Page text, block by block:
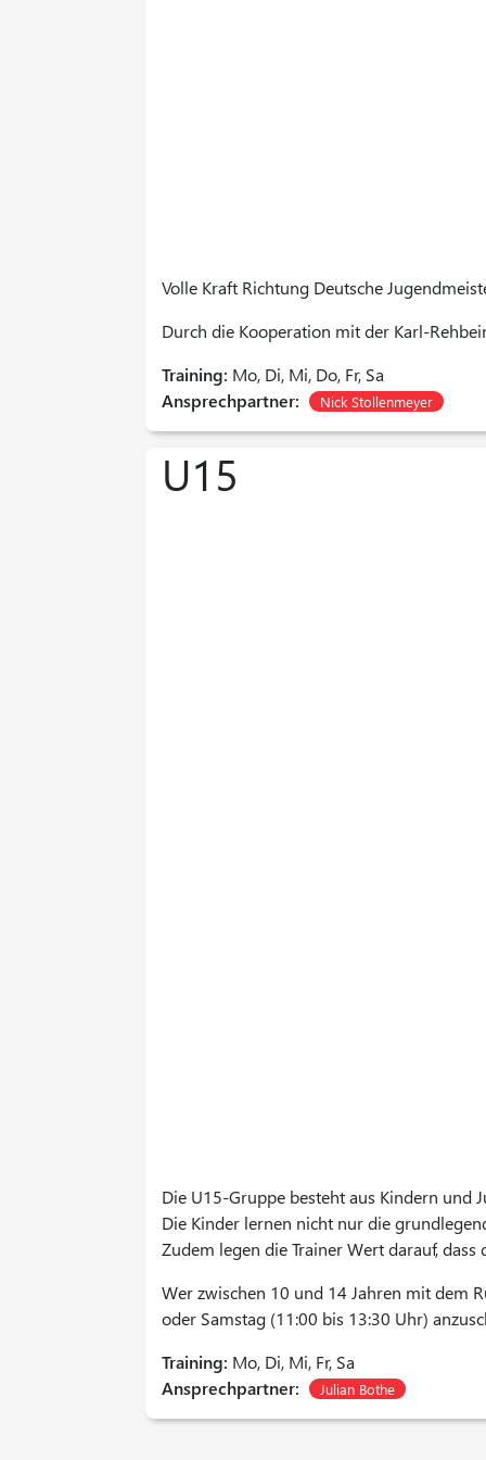
Volle Kraft Richtung Deutsche
Durch die Kooperation mit der Karl-
Training: Mo, Di, Mi, Do, Fr, Sa
Ansprechpartner:
Nick Stollenmeyer
U15
Die U15-Gruppe besteht aus Kindern und
Die Kinder lernen nicht nur die
Zudem legen die Trainer Wert darauf,
Wer zwischen 10 und 14 Jahren mit dem
oder Samstag (11:00 bis 13:30 Uhr)
Training: Mo, Di, Mi, Fr, Sa
Ansprechpartner:
Julian Bothe